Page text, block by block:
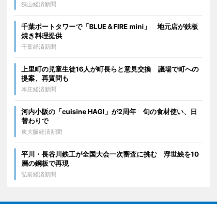
狭山経済新聞
千葉ポートタワーで「BLUE＆FIRE mini」 地元店が鉄板
焼き料理提供
千葉経済新聞
上里町の児童生徒16人が町長らと意見交換 議場で町への
提案、再質問も
本庄経済新聞
河内小阪の「cuisine HAGI」が2周年 旬の食材使い、日
替わりで
東大阪経済新聞
平川・長谷川鉄工が全国大会一次審査に挑む 浮世絵を10
層の鋼板で再現
弘前経済新聞